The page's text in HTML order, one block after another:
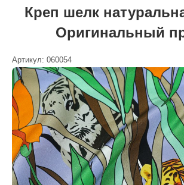
Креп шелк
Оригинальный
Артикул: 060054